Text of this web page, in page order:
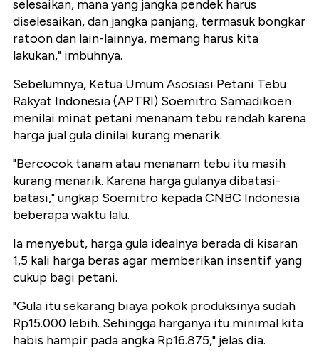
selesaikan, mana yang jangka pendek harus
diselesaikan, dan jangka panjang, termasuk bongkar
ratoon dan lain-lainnya, memang harus kita
lakukan," imbuhnya.
Sebelumnya, Ketua Umum Asosiasi Petani Tebu
Rakyat Indonesia (APTRI) Soemitro Samadikoen
menilai minat petani menanam tebu rendah karena
harga jual gula dinilai kurang menarik.
"Bercocok tanam atau menanam tebu itu masih
kurang menarik. Karena harga gulanya dibatasi-
batasi," ungkap Soemitro kepada CNBC Indonesia
beberapa waktu lalu.
Ia menyebut, harga gula idealnya berada di kisaran
1,5 kali harga beras agar memberikan insentif yang
cukup bagi petani.
"Gula itu sekarang biaya pokok produksinya sudah
Rp15.000 lebih. Sehingga harganya itu minimal kita
habis hampir pada angka Rp16.875," jelas dia.